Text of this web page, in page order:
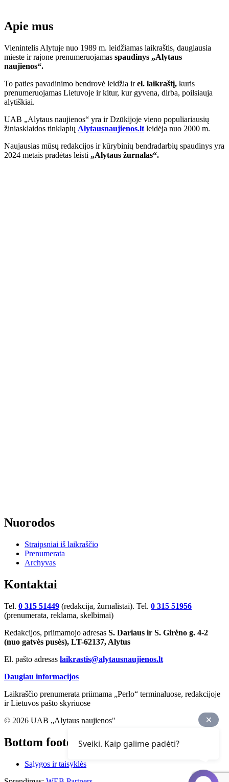
Apie mus
Vienintelis Alytuje nuo 1989 m. leidžiamas laikraštis, daugiausia
mieste ir rajone prenumeruojamas spaudinys „Alytaus
naujienos“.
To paties pavadinimo bendrovė leidžia irel. laikraštį, kuris
prenumeruojamas Lietuvoje ir kitur, kur gyvena, dirba, poilsiauja
alytiškiai.
UAB „Alytaus naujienos“ yra ir Dzūkijoje vieno populiariausių
žiniasklaidos tinklapių Alytausnaujienos.lt leidėja nuo 2000 m.
Naujausias mūsų redakcijos ir kūrybinių bendradarbių spaudinys yra
2024 metais pradėtas leisti „Alytaus žurnalas“.
Nuorodos
Straipsniai iš laikraščio
Prenumerata
Archyvas
Kontaktai
Tel. 0 315 51449 (redakcija, žurnalistai). Tel. 0 315 51956
(prenumerata, reklama, skelbimai)
Redakcijos, priimamojo adresas S. Dariaus ir S. Girėno g. 4-2
(nuo gatvės pusės), LT-62137, Alytus
El. pašto adresas laikrastis@alytausnaujienos.lt
Daugiau informacijos
Laikraščio prenumerata priimama „Perlo“ terminaluose, redakcijoje
ir Lietuvos pašto skyriuose
© 2026 UAB „Alytaus naujienos"
Bottom footer
Sąlygos ir taisyklės
Sveiki. Kaip galime padėti?